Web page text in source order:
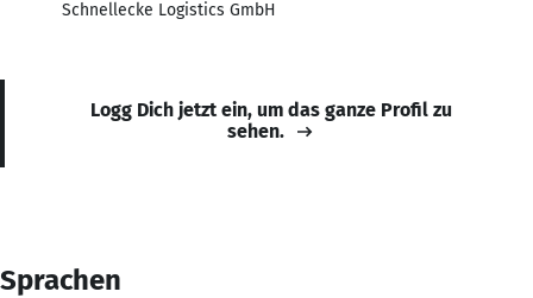
Schnellecke Logistics GmbH
Logg Dich jetzt ein, um das ganze Profil zu
sehen.
Sprachen